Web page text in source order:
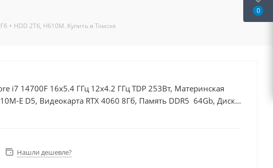
+ HDD 2Тб, H610M. Купить в Томске
i7 14700F 16x5.4 ГГц 12x4.2 ГГц TDP 253Вт, Материнская
E D5, Видеокарта RTX 4060 8Гб, Память DDR5 64Gb, Диски
2Тб, БП 600Вт
Нашли дешевле?
0